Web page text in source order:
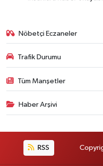
Nöbetçi Eczaneler
Trafik Durumu
Tüm Manşetler
Haber Arşivi
RSS